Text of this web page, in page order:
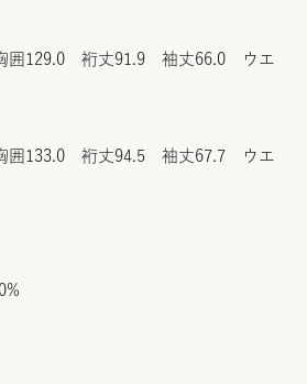
囲129.0 裄丈91.9 袖丈66.0 ウエ
囲133.0 裄丈94.5 袖丈67.7 ウエ